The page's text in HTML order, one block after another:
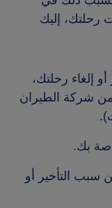
رحلتك، إليك
إلغاء رحلتك،
من شركة الطيران
بك.
التأخير أو